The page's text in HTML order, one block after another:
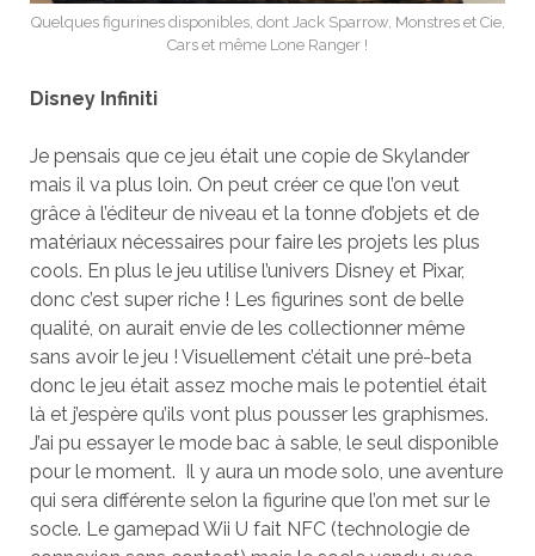
Quelques figurines disponibles, dont Jack Sparrow, Monstres et Cie,
Cars et même Lone Ranger !
Disney Infiniti
Je pensais que ce jeu était une copie de Skylander
mais il va plus loin. On peut créer ce que l’on veut
grâce à l’éditeur de niveau et la tonne d’objets et de
matériaux nécessaires pour faire les projets les plus
cools. En plus le jeu utilise l’univers Disney et Pixar,
donc c’est super riche ! Les figurines sont de belle
qualité, on aurait envie de les collectionner même
sans avoir le jeu ! Visuellement c’était une pré-beta
donc le jeu était assez moche mais le potentiel était
là et j’espère qu’ils vont plus pousser les graphismes.
J’ai pu essayer le mode bac à sable, le seul disponible
pour le moment. Il y aura un mode solo, une aventure
qui sera différente selon la figurine que l’on met sur le
socle. Le gamepad Wii U fait NFC (technologie de